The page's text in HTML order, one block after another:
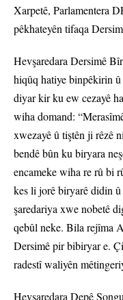
Xarpetê, Parlamentera
pêkhateyên tifaqa
Hevşaredara Dersimê
hiqûq hatiye binpêkirin
diyar kir ku ew cezayê
wiha domand:
xwezayê û tiştên ji rêzê
bendê bûn ku biryara
encameke wiha re rû bi
kes li jorê biryarê didin
şaredariya xwe nobetê
qebûl neke. Bila rejîma
Dersimê pir bibiryar e.
radestî waliyên
Hevşaredara Depê